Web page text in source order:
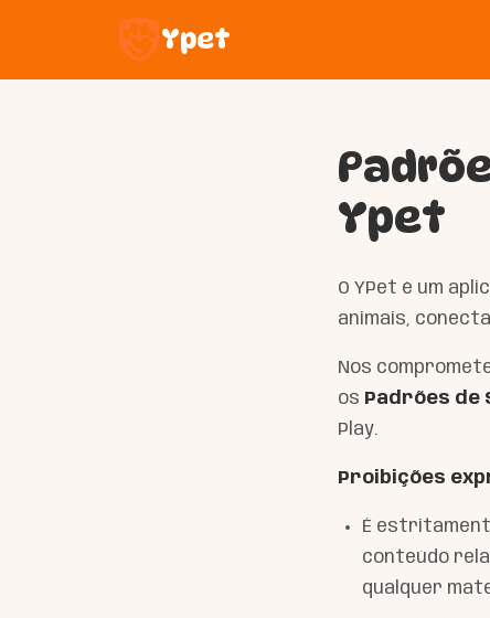
Ypet
Ypet
O YPet é um
animais,
Nos
os Padrões de
Play.
Proibições
É
conteúdo
qualquer